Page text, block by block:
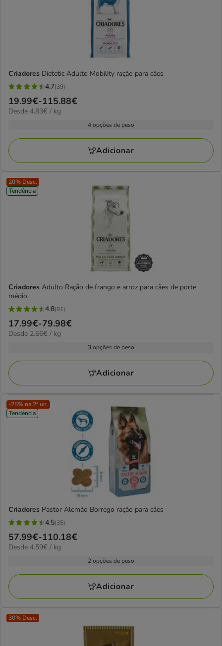
Criadores Dietetic Adulto Mobility ração para cães
4.7
estrelas
com
avaliações
4.7(39)
Preço
de
115.88€
19.99€-115.88€
4.83€
Desde 4.83€ / kg
4 opções de peso
Adicionar
20% Desc.
Tendência
Criadores Adulto Ração de frango e arroz para cães de porte
médio
4.8
estrelas
com
avaliações
4.8(91)
Preço
de
79.98€
17.99€-79.98€
2.66€
Desde 2.66€ / kg
3 opções de peso
Adicionar
-25% na 2ª un.
Tendência
Criadores Pastor Alemão Borrego ração para cães
4.5
estrelas
com
avaliações
4.5(35)
Preço
de
110.18€
57.99€-110.18€
4.59€
Desde 4.59€ / kg
2 opções de peso
Adicionar
30% Desc.